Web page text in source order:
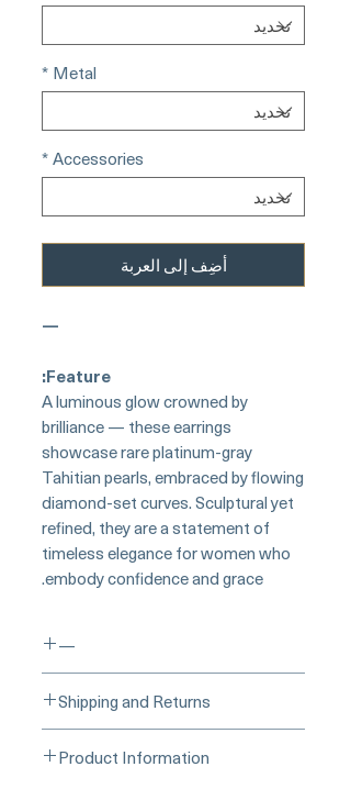
Metal
*
Accessories
*
أضِف إلى العربة
—
Feature:
A luminous glow crowned by
brilliance — these earrings
showcase rare platinum-gray
Tahitian pearls, embraced by flowing
diamond-set curves. Sculptural yet
refined, they are a statement of
timeless elegance for women who
embody confidence and grace.
—
___Buy Securely on Etsy
Shipping and Returns
At Pearl Vogue, each piece is a
Product Information